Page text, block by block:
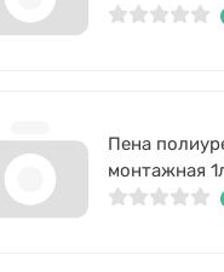
Пена
монтажная